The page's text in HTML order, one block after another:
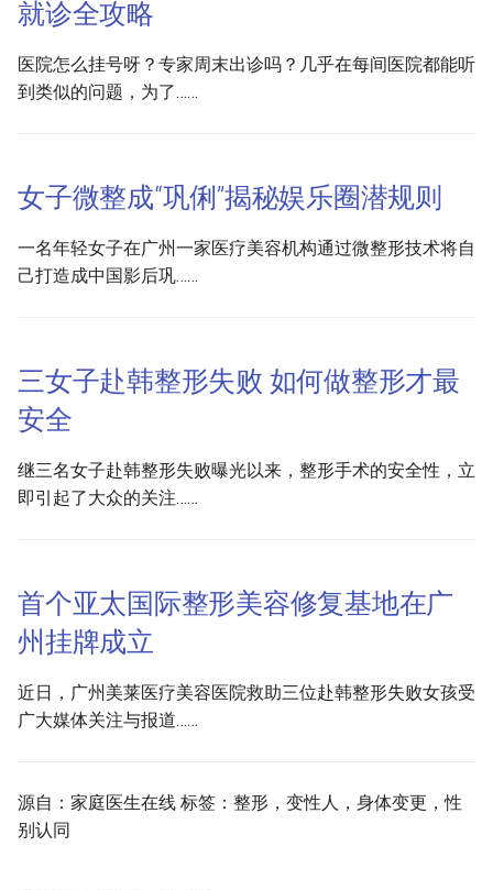
就诊全攻略
医院怎么挂号呀？专家周末出诊吗？几乎在每间医院都能听
到类似的问题，为了……
女子微整成“巩俐”揭秘娱乐圈潜规则
一名年轻女子在广州一家医疗美容机构通过微整形技术将自
己打造成中国影后巩……
三女子赴韩整形失败 如何做整形才最
安全
继三名女子赴韩整形失败曝光以来，整形手术的安全性，立
即引起了大众的关注……
首个亚太国际整形美容修复基地在广
州挂牌成立
近日，广州美莱医疗美容医院救助三位赴韩整形失败女孩受
广大媒体关注与报道……
源自：家庭医生在线 标签：整形，变性人，身体变更，性
别认同